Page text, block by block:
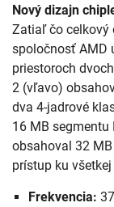
Nový dizajn
Zatiaľ čo celkový
spoločnosť AMD
priestoroch
2 (vľavo)
dva 4-jadrové
16 MB segmentu
obsahoval 32
prístup ku
Frekvencia: